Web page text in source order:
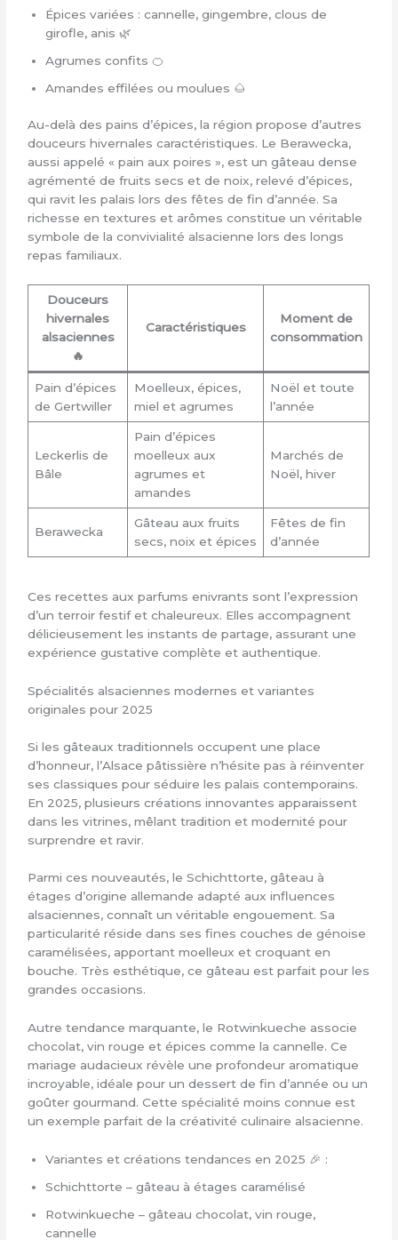
Épices variées : cannelle, gingembre, clous de
girofle, anis 🌿
Agrumes confits 🍊
Amandes effilées ou moulues 🌰
Au-delà des pains d’épices, la région propose d’autres
douceurs hivernales caractéristiques. Le Berawecka,
aussi appelé « pain aux poires », est un gâteau dense
agrémenté de fruits secs et de noix, relevé d’épices,
qui ravit les palais lors des fêtes de fin d’année. Sa
richesse en textures et arômes constitue un véritable
symbole de la convivialité alsacienne lors des longs
repas familiaux.
Douceurs
hivernales
alsaciennes
🔥
Caractéristiques
Moment de
consommation
Pain d’épices
de Gertwiller
Moelleux, épices,
miel et agrumes
Noël et toute
l’année
Leckerlis de
Bâle
Pain d’épices
moelleux aux
agrumes et
amandes
Marchés de
Noël, hiver
Berawecka
Gâteau aux fruits
secs, noix et épices
Fêtes de fin
d’année
Ces recettes aux parfums enivrants sont l’expression
d’un terroir festif et chaleureux. Elles accompagnent
délicieusement les instants de partage, assurant une
expérience gustative complète et authentique.
Spécialités alsaciennes modernes et variantes
originales pour 2025
Si les gâteaux traditionnels occupent une place
d’honneur, l’Alsace pâtissière n’hésite pas à réinventer
ses classiques pour séduire les palais contemporains.
En 2025, plusieurs créations innovantes apparaissent
dans les vitrines, mêlant tradition et modernité pour
surprendre et ravir.
Parmi ces nouveautés, le Schichttorte, gâteau à
étages d’origine allemande adapté aux influences
alsaciennes, connaît un véritable engouement. Sa
particularité réside dans ses fines couches de génoise
caramélisées, apportant moelleux et croquant en
bouche. Très esthétique, ce gâteau est parfait pour les
grandes occasions.
Autre tendance marquante, le Rotwinkueche associe
chocolat, vin rouge et épices comme la cannelle. Ce
mariage audacieux révèle une profondeur aromatique
incroyable, idéale pour un dessert de fin d’année ou un
goûter gourmand. Cette spécialité moins connue est
un exemple parfait de la créativité culinaire alsacienne.
Variantes et créations tendances en 2025 🎉 :
Schichttorte – gâteau à étages caramélisé
Rotwinkueche – gâteau chocolat, vin rouge,
cannelle